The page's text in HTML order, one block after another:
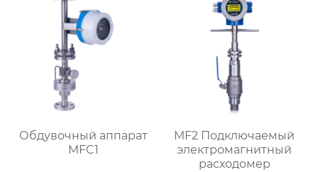
Обдувочный аппарат
MFC1
MF2 Подключаемый
электромагнитный
расходомер